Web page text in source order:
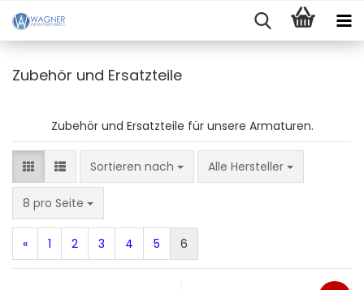
Zubehör und Ersatzteile
Zubehör und Ersatzteile für unsere Armaturen.
Sortieren nach
Sortieren nach Alle Hersteller
8 pro Seite
pro Seite
« 1 2 3 4 5 6